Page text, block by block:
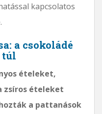
kapcsolatos
a csokoládé
túl
ételeket,
zsíros ételeket
a pattanások